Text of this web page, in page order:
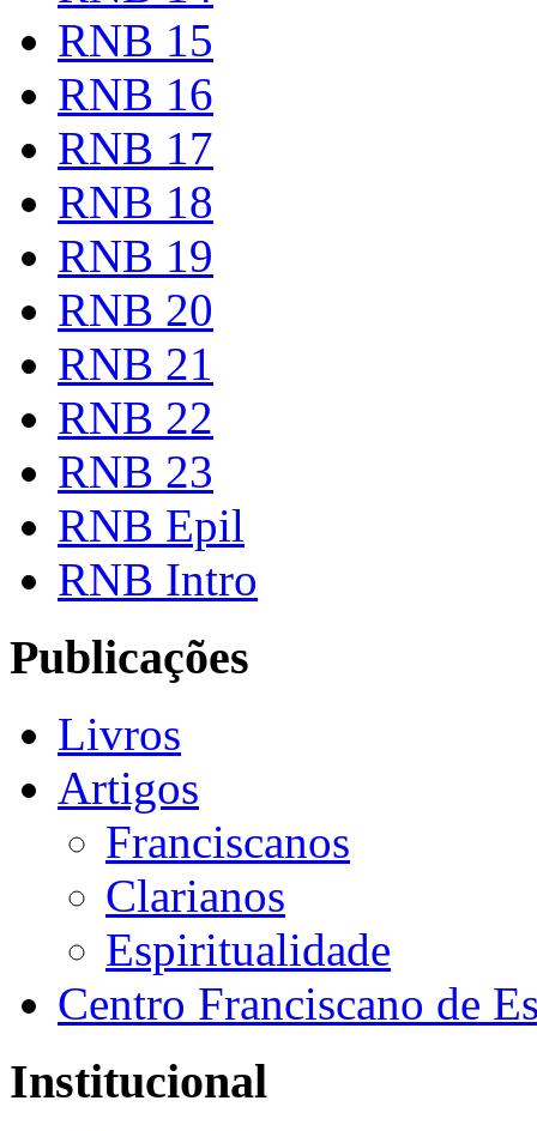
RNB 15
RNB 16
RNB 17
RNB 18
RNB 19
RNB 20
RNB 21
RNB 22
RNB 23
RNB Epil
RNB Intro
Publicações
Livros
Artigos
Franciscanos
Clarianos
Espiritualidade
Centro Franciscano de
Institucional